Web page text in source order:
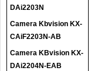
DAi2203N
Camera Kbvision KX-
CAiF2203N-AB
Camera KBvision KX-
DAi2204N-EAB